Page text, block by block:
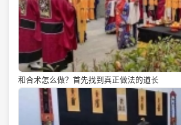
和合术怎么做？首先找到真正做法的道长